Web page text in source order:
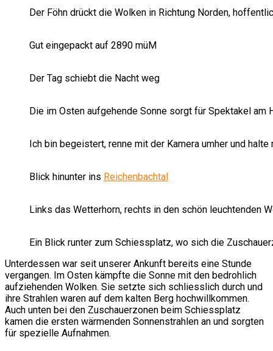
Der Föhn drückt die Wolken in Richtung Norden,
Gut eingepackt auf 2890 müM
Der Tag schiebt die Nacht weg
Die im Osten aufgehende Sonne sorgt für Spektakel am
Ich bin begeistert, renne mit der Kamera umher und
Blick hinunter ins Reichenbachtal
Links das Wetterhorn, rechts in den schön leuchtenden
Ein Blick runter zum Schiessplatz, wo sich die
Unterdessen war seit unserer Ankunft bereits eine Stunde
vergangen. Im Osten kämpfte die Sonne mit den bedrohlich
aufziehenden Wolken. Sie setzte sich schliesslich durch und
ihre Strahlen waren auf dem kalten Berg hochwillkommen.
Auch unten bei den Zuschauerzonen beim Schiessplatz
kamen die ersten wärmenden Sonnenstrahlen an und sorgten
für spezielle Aufnahmen.